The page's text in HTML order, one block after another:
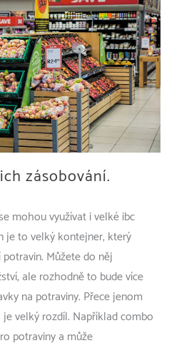
zásobování.
mohou využívat i velké ibc
je to velký kontejner, který
Můžete do něj
ale rozhodně to bude více
na potraviny. Přece jenom
velký rozdíl. Například combo
potraviny a může